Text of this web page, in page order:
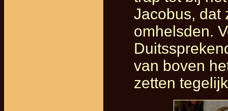
Jacobus, dat
omhelsden.
van boven
zetten